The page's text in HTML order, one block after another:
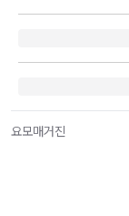
요모매거진